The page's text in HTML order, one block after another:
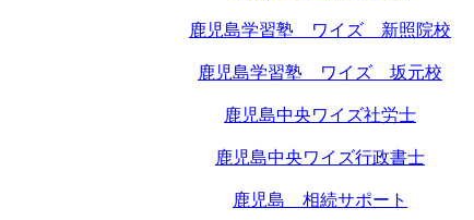
鹿児島学習塾 ワイズ 新照院校
鹿児島学習塾 ワイズ 坂元校
鹿児島中央ワイズ社労士
鹿児島中央ワイズ行政書士
鹿児島 相続サポート